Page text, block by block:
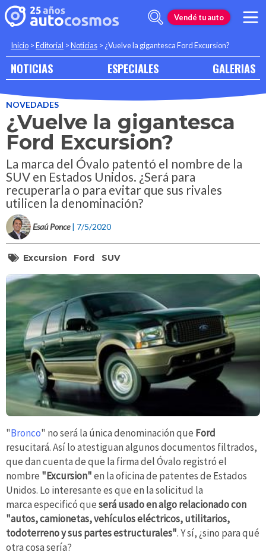
Vendé tu auto
Inicio >Editorial >Noticias > ¿Vuelve la gigantesca Ford Excursion?
NOTICIAS ESPECIALES GALERIAS
NOVEDADES
¿Vuelve la gigantesca
Ford Excursion?
La marca del Óvalo patentó el nombre de la
SUV en Estados Unidos. ¿Será para
recuperarla o para evitar que sus rivales
utilicen la denominación?
Esaú Ponce | 7/5/2020
Excursion Ford SUV
"Bronco" no será la única denominación que Ford
resucitará. Así lo atestiguan algunos documentos filtrados,
que dan cuenta de que la firma del Óvalo registró el
nombre "Excursion"en la oficina de patentes de Estados
Unidos. Lo interesante es que en la solicitud la
marca especificó queserá usado en algo relacionado con
"autos, camionetas, vehículos eléctricos, utilitarios,
todoterreno y sus partes estructurales". Y sí, ¿sino para qué
otra cosa sería?